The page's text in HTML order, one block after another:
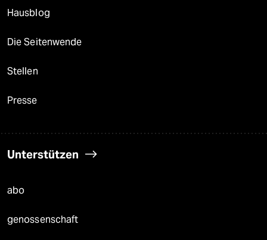
Hausblog
Die Seitenwende
Stellen
Presse
Unterstützen
abo
genossenschaft